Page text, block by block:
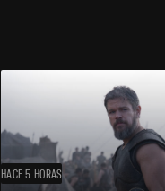
HACE 5 HORAS